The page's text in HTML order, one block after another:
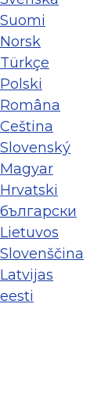
Suomi
Norsk
Türkçe
Polski
Româna
Ceština
Slovenský
Magyar
Hrvatski
български
Lietuvos
Slovenščina
Latvijas
eesti